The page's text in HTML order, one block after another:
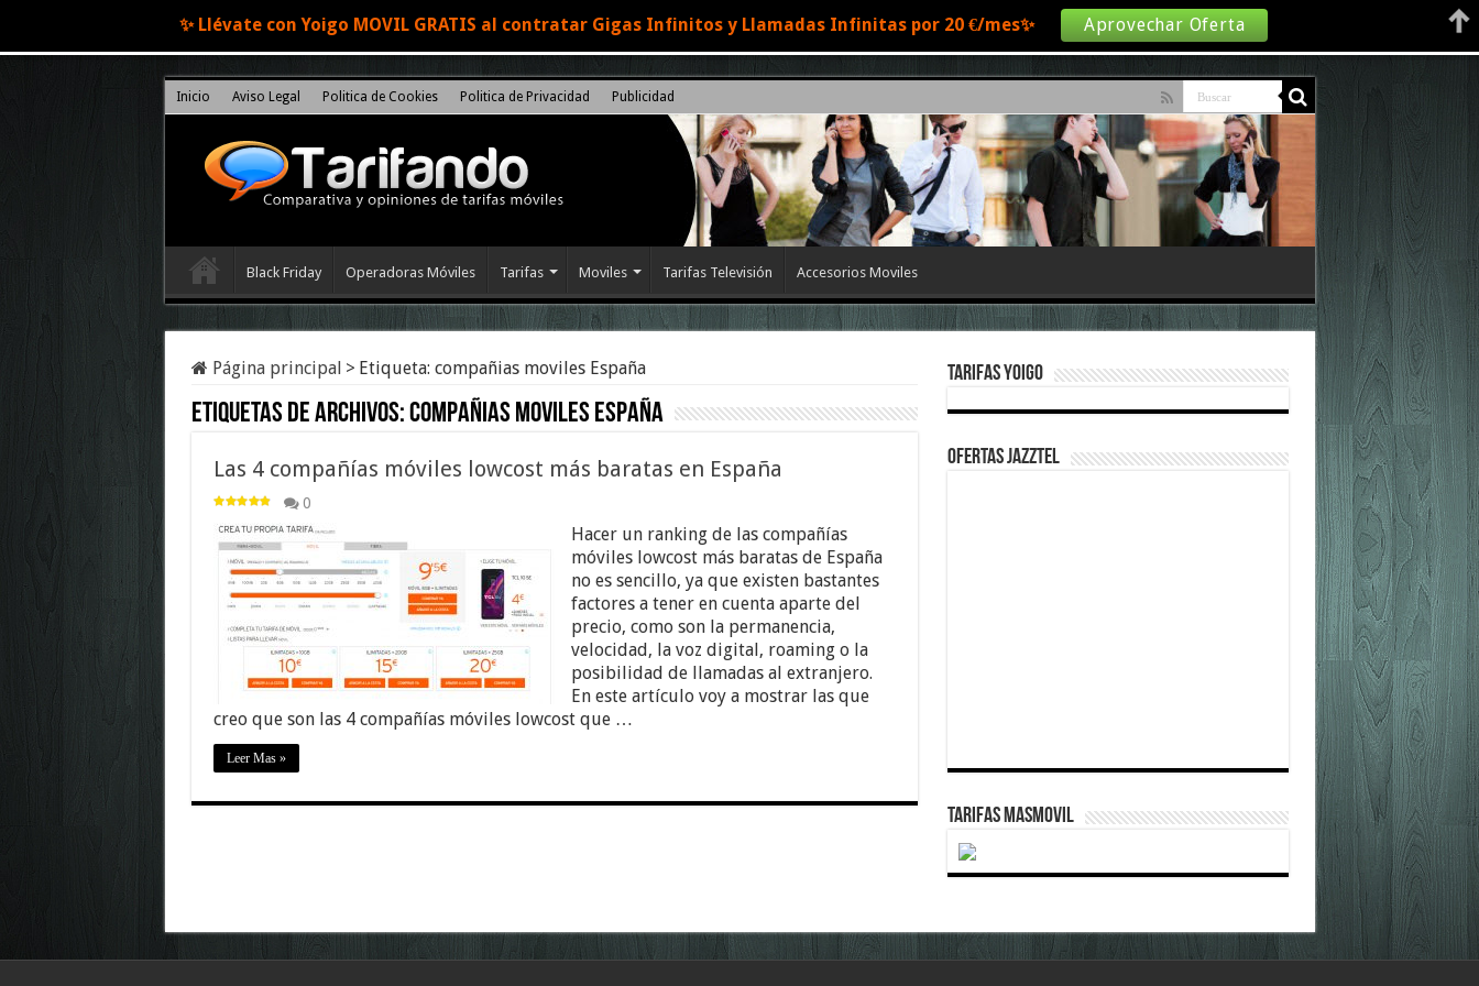
Inicio Aviso Legal Politica de Cookies Politica de Privacidad Publicidad
Black Friday Operadoras Móviles Tarifas Moviles Tarifas Televisión Accesorios Moviles
Página principal > Etiqueta: compañias moviles España
Etiquetas de archivos:compañias moviles España
Las 4 compañías móviles lowcost más baratas en España
0
Hacer un ranking de las compañías
móviles lowcost más baratas de España
no es sencillo, ya que existen bastantes
factores a tener en cuenta aparte del
precio, como son la permanencia,
velocidad, la voz digital, roaming o la
posibilidad de llamadas al extranjero.
En este artículo voy a mostrar las que
creo que son las 4 compañías móviles lowcost que …
Leer Mas »
Tarifas Yoigo
Ofertas Jazztel
TARIFAS MASMOVIL
✨ Llévate con Yoigo MOVIL GRATIS al contratar Gigas Infinitos y Llamadas Infinitas por 20 €/mes✨ Aprovechar Oferta